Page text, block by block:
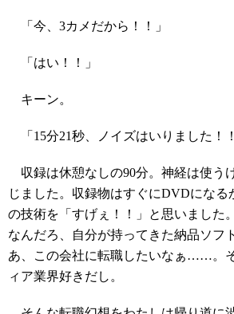
「今、3カメだから！！」
「はい！！」
キーン。
「15分21秒、ノイズはいりました！！
収録は休憩なしの90分。神経は使う
じました。収録物はすぐにDVDになる
の技術を「すげぇ！！」と思いました
なんだろ、自分が持ってきた納品ソ
あ、この会社に転職したいなぁ……。
ィア業界好きだし。